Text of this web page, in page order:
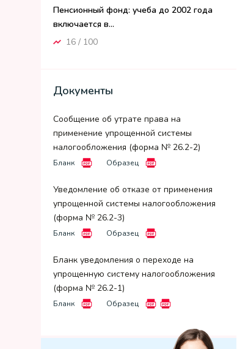
Пенсионный фонд: учеба до 2002 года
включается в...
16 / 100
Документы
Сообщение об утрате права на
применение упрощенной системы
налогообложения (форма № 26.2-2)
Бланк Образец
Уведомление об отказе от применения
упрощенной системы налогообложения
(форма № 26.2-3)
Бланк Образец
Бланк уведомления о переходе на
упрощенную систему налогообложения
(форма № 26.2-1)
Бланк Образец